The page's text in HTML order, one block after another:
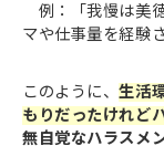
例：「我慢は美
マや仕事量を経験
このように、生活
もりだったけれど
無自覚なハラスメ